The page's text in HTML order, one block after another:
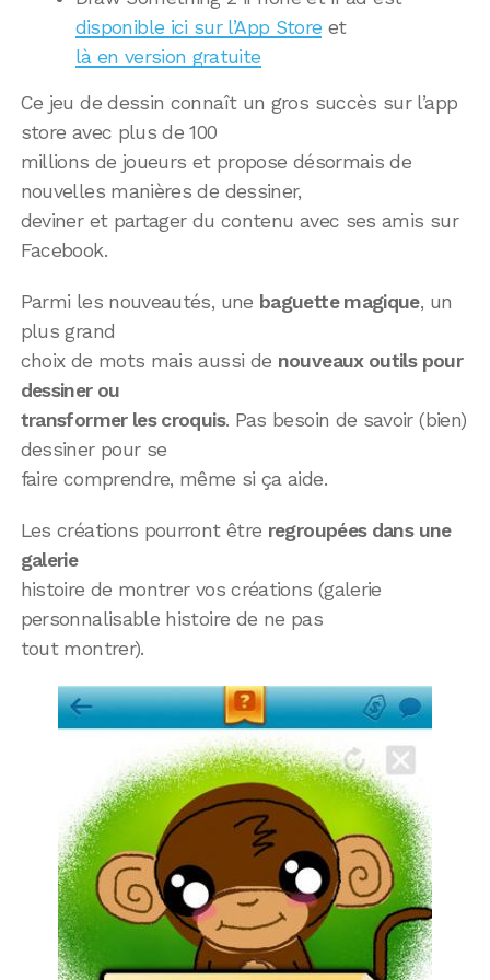
disponible ici sur l’App Store et
là en version gratuite
Ce jeu de dessin connaît un gros succès sur l’app
store avec plus de 100
millions de joueurs et propose désormais de
nouvelles manières de dessiner,
deviner et partager du contenu avec ses amis sur
Facebook.
Parmi les nouveautés, une baguette magique, un
plus grand
choix de mots mais aussi de nouveaux outils pour
dessiner ou
transformer les croquis. Pas besoin de savoir (bien)
dessiner pour se
faire comprendre, même si ça aide.
Les créations pourront être regroupées dans une
galerie
histoire de montrer vos créations (galerie
personnalisable histoire de ne pas
tout montrer).